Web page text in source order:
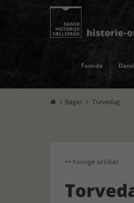
Forside
 Bøger  Torvedag
Forrige artikel